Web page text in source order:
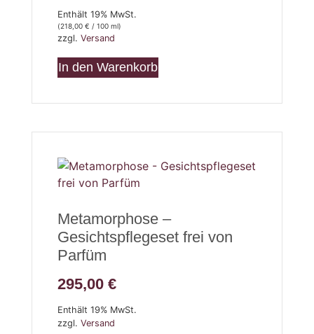
Enthält 19% MwSt.
(218,00 € / 100 ml)
zzgl. Versand
In den Warenkorb
Metamorphose –
Gesichtspflegeset frei von
Parfüm
295,00 €
Enthält 19% MwSt.
zzgl. Versand